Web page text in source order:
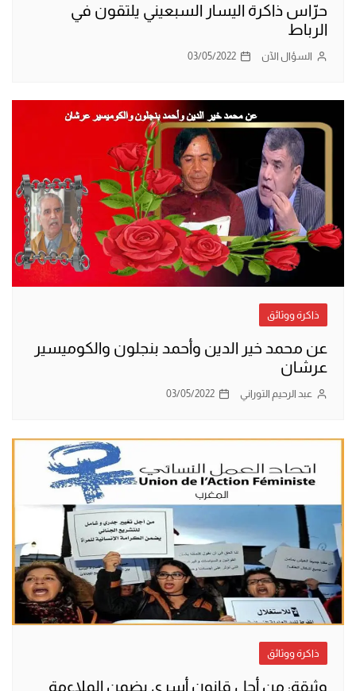
حرّاس ذاكرة اليسار السبعيني يلتقون في
الرباط
السؤال الآن 03/05/2022
ذاكرة ووثائق
عن محمد خير الدين وأحمد بنجلون والكوميسير
عرشان
عبد الرحيم التوراني 03/05/2022
ذاكرة ووثائق
وثيقة: من أجل قانون أسري يضمن الملاءمة